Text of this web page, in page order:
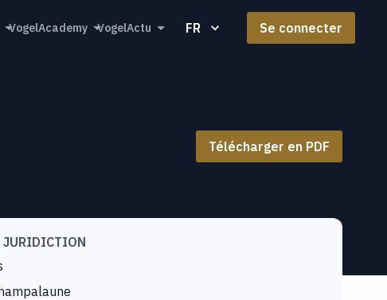
VogelAcademy VogelActu FR Se connecter
Télécharger en PDF
JURIDICTION